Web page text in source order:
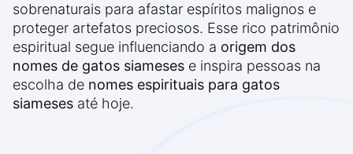
sobrenaturais para afastar espíritos malignos e
proteger artefatos preciosos. Esse rico patrimônio
espiritual segue influenciando a origem dos
nomes de gatos siameses e inspira pessoas na
escolha de nomes espirituais para gatos
siameses até hoje.